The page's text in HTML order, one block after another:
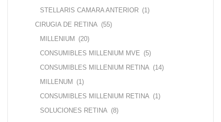
STELLARIS CAMARA ANTERIOR (1)
CIRUGIA DE RETINA (55)
MILLENIUM
(20)
CONSUMIBLES MILLENIUM MVE (5)
CONSUMIBLES MILLENIUM RETINA (14)
MILLENUM
(1)
CONSUMIBLES MILLENIUM RETINA (1)
SOLUCIONES RETINA (8)